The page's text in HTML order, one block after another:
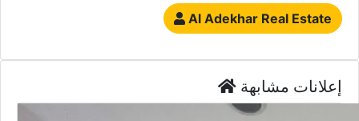
Al Adekhar Real Estate
إعلانات مشابهة